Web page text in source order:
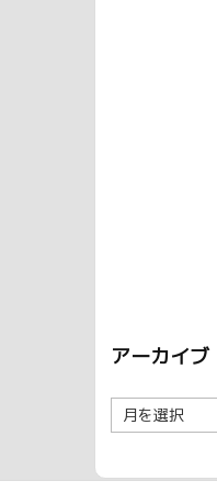
アーカイブ
ア
ー
イ